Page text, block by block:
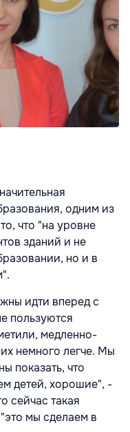
одним из
что "на уровне
зданий и не
но и в
идти вперед с
пользуются
медленно-
немного легче. Мы
показать, что
детей, хорошие", -
сейчас такая
мы сделаем в